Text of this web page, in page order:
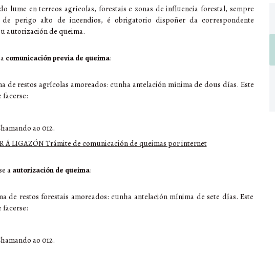
lume en terreos agrícolas, forestais e zonas de influencia forestal, sempre
perigo alto de incendios, é obrigatorio dispoñer da correspondente
autorización de queima.
comunicación previa de queima:
de restos agrícolas amoreados: cunha antelación mínima de dous días. Este
ao 012.
Á LIGAZÓN Trámite de comunicación de queimas por internet
aautorización de queima:
de restos forestais amoreados: cunha antelación mínima de sete días. Este
ao 012.